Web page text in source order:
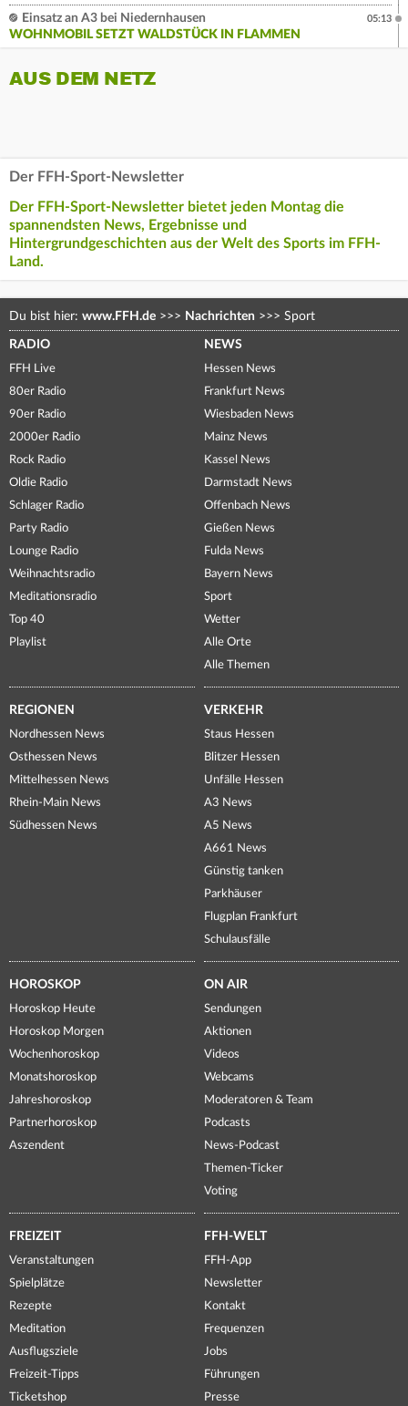
Einsatz an A3 bei Niedernhausen
WOHNMOBIL SETZT WALDSTÜCK IN FLAMMEN
05:13
AUS DEM NETZ
Der FFH-Sport-Newsletter
Der FFH-Sport-Newsletter bietet jeden Montag die
spannendsten News, Ergebnisse und
Hintergrundgeschichten aus der Welt des Sports im FFH-
Land.
Du bist hier: www.FFH.de >>> Nachrichten >>> Sport
RADIO
FFH Live
80er Radio
90er Radio
2000er Radio
Rock Radio
Oldie Radio
Schlager Radio
Party Radio
Lounge Radio
Weihnachtsradio
Meditationsradio
Top 40
Playlist
NEWS
Hessen News
Frankfurt News
Wiesbaden News
Mainz News
Kassel News
Darmstadt News
Offenbach News
Gießen News
Fulda News
Bayern News
Sport
Wetter
Alle Orte
Alle Themen
REGIONEN
Nordhessen News
Osthessen News
Mittelhessen News
Rhein-Main News
Südhessen News
VERKEHR
Staus Hessen
Blitzer Hessen
Unfälle Hessen
A3 News
A5 News
A661 News
Günstig tanken
Parkhäuser
Flugplan Frankfurt
Schulausfälle
HOROSKOP
Horoskop Heute
Horoskop Morgen
Wochenhoroskop
Monatshoroskop
Jahreshoroskop
Partnerhoroskop
Aszendent
ON AIR
Sendungen
Aktionen
Videos
Webcams
Moderatoren & Team
Podcasts
News-Podcast
Themen-Ticker
Voting
FREIZEIT
Veranstaltungen
Spielplätze
Rezepte
Meditation
Ausflugsziele
Freizeit-Tipps
Ticketshop
FFH-WELT
FFH-App
Newsletter
Kontakt
Frequenzen
Jobs
Führungen
Presse